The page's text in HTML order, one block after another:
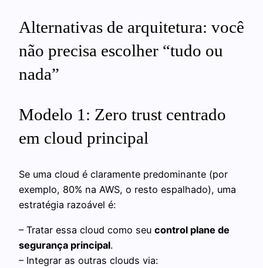
Alternativas de arquitetura: você
não precisa escolher “tudo ou
nada”
Modelo 1: Zero trust centrado
em cloud principal
Se uma cloud é claramente predominante (por
exemplo, 80% na AWS, o resto espalhado), uma
estratégia razoável é:
– Tratar essa cloud como seu control plane de
segurança principal.
– Integrar as outras clouds via: